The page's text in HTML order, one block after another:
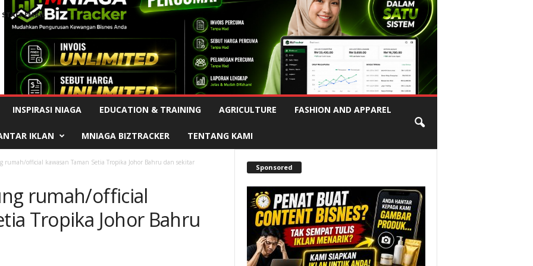
STAFF EMAIL
Advertisement
INSPIRASI NIAGA EDUCATION & TRAINING AGRICULTURE FASHION AND APPAREL
IKLAN MNIAGA BIZTRACKER TENTANG KAMI
rumah/official kawasan Taman Setia Tropika Johor Bahru dan sekitar
rumah/official
Tropika Johor Bahru
Sponsored